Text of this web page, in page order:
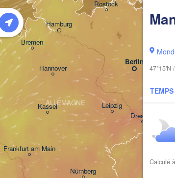
47°15'N
Calculé
Hamburg
Frankfurt am Main
Bremen
Hannover
Nürnberg
Kassel
ALLEMAGNE
Berlin
Leipzig
Dresden
Rostock